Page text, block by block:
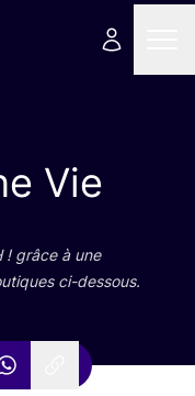
Vie
! grâce à une
ci-dessous.